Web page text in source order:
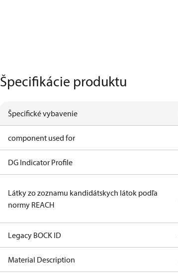
Špecifikácie produktu
Špecifické vybavenie
component used for
DG Indicator Profile
Látky zo zoznamu kandidátskych látok podľa
normy REACH
Legacy BOCK ID
Material Description